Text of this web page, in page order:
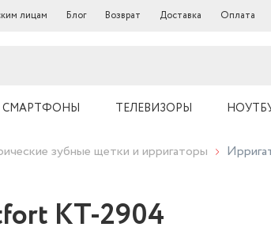
лицам Блог Возврат Доставка Оплата
СМАРТФОНЫ ТЕЛЕВИЗОРЫ
зубные щетки и ирригаторы
КТ-2904